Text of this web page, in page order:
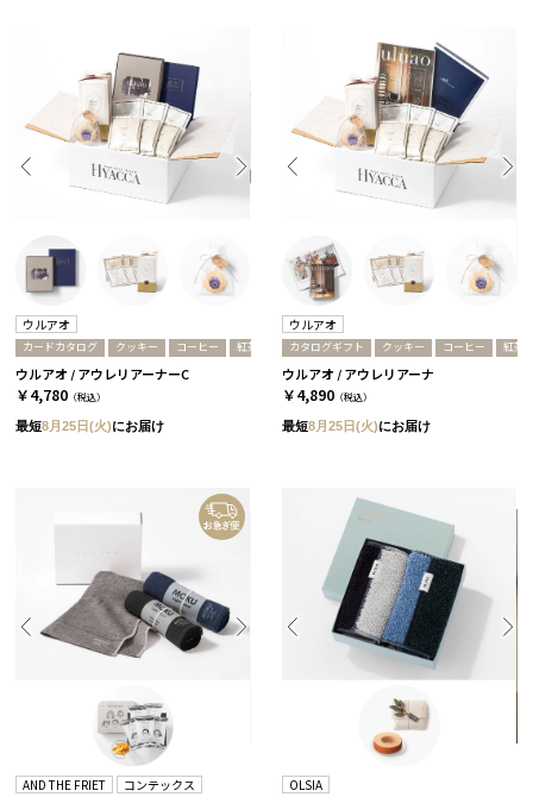
ウルアオ
カードカタログ クッキー コーヒー 紅茶
ウルアオ / アウレリアーナーC
￥4,780 （税込）
最短8月25日(火)にお届け
ウルアオ
カタログギフト クッキー コーヒー 紅茶
ウルアオ / アウレリアーナ
￥4,890 （税込）
最短8月25日(火)にお届け
AND THE FRIET コンテックス OLSIA